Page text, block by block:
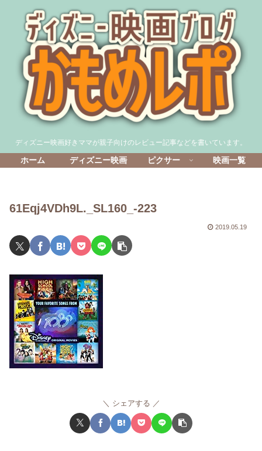
ディズニー映画好きママが親子向けのレビュー記事などを書いています。
ホーム ディズニー映画 ピクサー 映画一覧
61Eqj4VDh9L._SL160_-223
2019.05.19
シェアする